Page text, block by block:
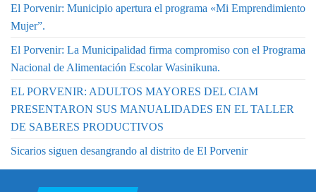
El Porvenir: Municipio apertura el programa «Mi Emprendimiento
Mujer”.
El Porvenir: La Municipalidad firma compromiso con el Programa
Nacional de Alimentación Escolar Wasinikuna.
EL PORVENIR: ADULTOS MAYORES DEL CIAM
PRESENTARON SUS MANUALIDADES EN EL TALLER
DE SABERES PRODUCTIVOS
Sicarios siguen desangrando al distrito de El Porvenir